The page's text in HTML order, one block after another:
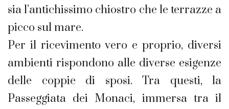
sia l’antichissimo chiostro che le terrazze a
picco sul mare.
Per il ricevimento vero e proprio, diversi
ambienti rispondono alle diverse esigenze
delle coppie di sposi. Tra questi, la
Passeggiata dei Monaci, immersa tra il